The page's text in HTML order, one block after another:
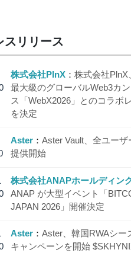
スリリース
株式会社PlnX
株式会社PlnX
最大級のグローバルWeb3カ
ス「WebX2026」とのコラボ
を決定
Aster
Aster Vault、全ユーザ
提供開始
株式会社ANAPホールディン
ANAP が大型イベント「
JAPAN 2026」開催決定
Aster
Aster、韓国RWAシー
キャンペーンを開始